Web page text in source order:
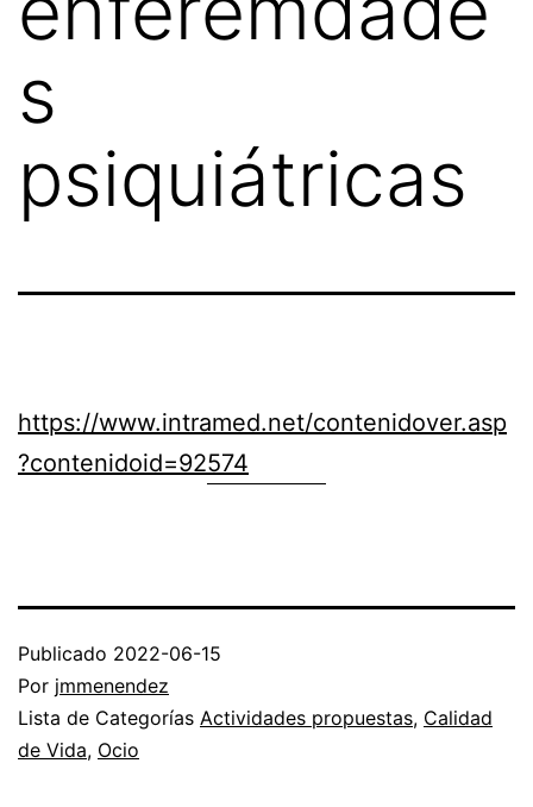
s
psiquiátricas
https://www.intramed.net/contenidover.asp
?contenidoid=92574
Publicado 2022-06-15
Por jmmenendez
Lista de Categorías Actividades propuestas, Calidad
de Vida, Ocio